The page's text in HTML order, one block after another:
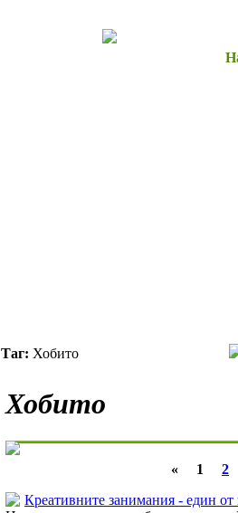
Таг: Хобито
Хобито
« 1 2
Креативните занимания - един от